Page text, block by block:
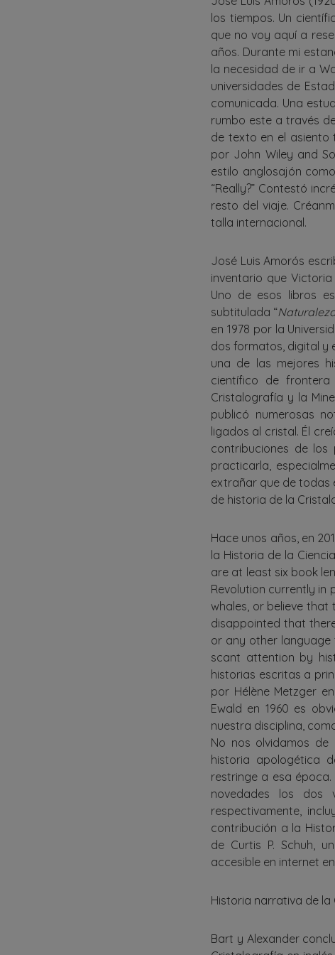
los tiempos. Un
que no voy aquí a
años. Durante mi
la necesidad de ir a
universidades de
comunicada. Una
rumbo este a través
de texto en el asiento
por John Wiley and
estilo anglosajón
“Really?” Contestó
resto del viaje.
talla internacional.
José Luis Amorós
inventario que
Uno de esos libros
subtitulada “
en 1978 por la
dos formatos, digital y
una de las mejores
científico de
Cristalografía y la
publicó numerosas
ligados al cristal. Él
contribuciones de
practicarla,
extrañar que de todas
de historia de la
Hace unos años, en
la Historia de la
are at least six book
Revolution currently in
whales, or believe
disappointed that
or any other language
scant attention by
historias escritas a
por Hélène Metzger
Ewald en 1960 es
nuestra disciplina,
No nos olvidamos de
historia apologética
restringe a esa
novedades los dos
respectivamente,
contribución a la
de Curtis P. Schuh,
accesible en internet
Historia narrativa de
Bart y Alexander